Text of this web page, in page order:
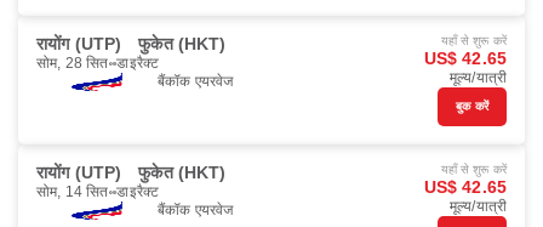
रायोंग (UTP) फुकेत (HKT)
सोम, 28 सित॰ डाइरैक्ट
बैंकॉक एयरवेज
यहाँ से शुरू करें
US$ 42.65
मूल्य/यात्री
बुक करें
रायोंग (UTP) फुकेत (HKT)
सोम, 14 सित॰ डाइरैक्ट
बैंकॉक एयरवेज
यहाँ से शुरू करें
US$ 42.65
मूल्य/यात्री